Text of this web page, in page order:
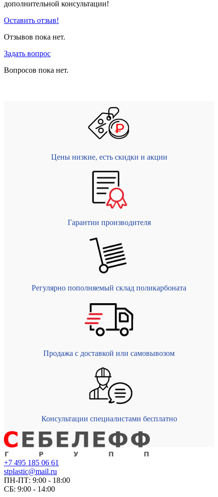
дополнительной консультации!
Оставить отзыв!
Отзывов пока нет.
Задать вопрос
Вопросов пока нет.
Цены низкие, есть скидки и акции
Гарантии производителя
Регулярно пополняемый склад поликарбоната
Продажа с доставкой или самовывозом
Консультации специалистами бесплатно
+7 495 185 06 61
stplastic@mail.ru
ПН-ПТ: 9:00 - 18:00
СБ: 9:00 - 14:00